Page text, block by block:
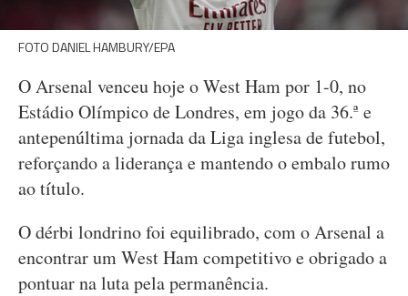
FOTO DANIEL HAMBURY/EPA
O Arsenal venceu hoje o West Ham por 1-0, no
Estádio Olímpico de Londres, em jogo da 36.ª e
antepenúltima jornada da Liga inglesa de futebol,
reforçando a liderança e mantendo o embalo rumo
ao título.
O dérbi londrino foi equilibrado, com o Arsenal a
encontrar um West Ham competitivo e obrigado a
pontuar na luta pela permanência.